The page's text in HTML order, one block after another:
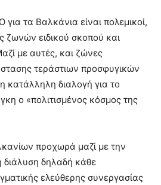
για τα Βαλκάνια είναι πολεμικοί,
ζωνών ειδικού σκοπού και
με αυτές, και ζώνες
τεράστιων προσφυγικών
κατάλληλη διαλογή για το
ο «πολιτισμένος κόσμος της
προχωρά μαζί με την
δηλαδή κάθε
ελεύθερης συνεργασίας